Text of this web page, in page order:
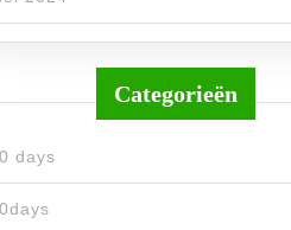
Categorieën
days